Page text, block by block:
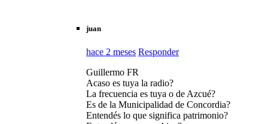
juan
hace 2 meses Responder
Guillermo FR
Acaso es tuya la radio?
La frecuencia es tuya o de Azcué?
Es de la Municipalidad de Concordia?
Entendés lo que significa patrimonio?